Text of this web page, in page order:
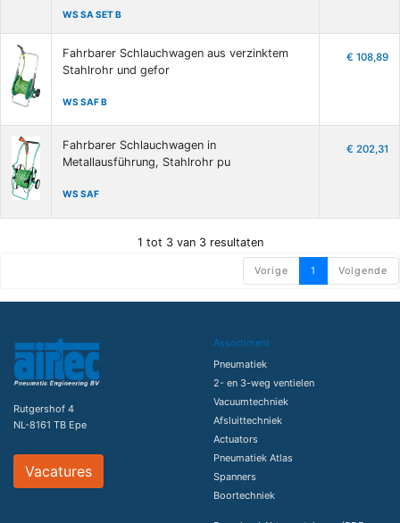
WS SA SET B
Fahrbarer Schlauchwagen aus verzinktem
Stahlrohr und gefor
WS SAF B
€ 108,89
Fahrbarer Schlauchwagen in
Metallausführung, Stahlrohr pu
WS SAF
€ 202,31
1 tot 3 van 3 resultaten
Vorige 1 Volgende
Rutgershof 4
NL-8161 TB Epe
Vacatures
Assortiment
Pneumatiek
2- en 3-weg ventielen
Vacuumtechniek
Afsluittechniek
Actuators
Pneumatiek Atlas
Spanners
Boortechniek